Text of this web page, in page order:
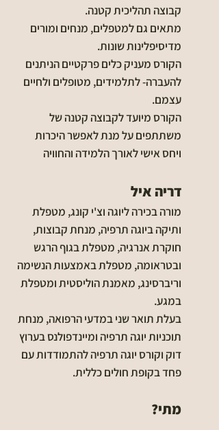
קבוצה תהליכית קטנה.
מתאים גם למטפלים, מנחים ומורים
מדיסיפלינות שונות.
הקורס מעניק כלים פרקטיים הניתנים
להעברה- לתלמידים, מטופלים ולחיים
עצמם.
הקורס מיועד לקבוצה קטנה של
משתתפים על מנת לאפשר היכרות
ויחס אישי לאורך הלמידה והחוויה​​
דריה איל
מורה בכירה ליוגה וצ'י קונג, מטפלת
ותיקה ביוגה תרפיה, מנחת קבוצות,
חוקרת אנרגיה, מטפלת בגוף הרגש
ובטראומה, מטפלת באמצעות הנשימה
וריברסינג, מאמנת הוליסטית ומטפלת
במגע.
בעלת תואר שני במדעי הרפואה, מנחת
תוכניות יוגה תרפיה ומיינדפולנס בערוץ
דוק וקורס יוגה תרפיה להתמודדות עם
פחד בקופת חולים כללית.
מתי?